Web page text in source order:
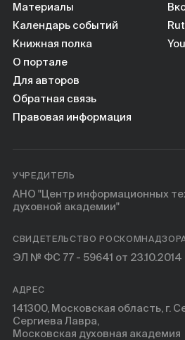
Материалы
Календарь событий
Книжная полка
О портале
Для авторов
Обратная связь
Правовая информация
УЧРЕДИТЕЛЬ
АНО "Центр информационных
духовной академии"
СВИДЕТЕЛЬСТВО
ЭЛ № ФС 77 - 59641 от 23.10.2014
АДРЕС
141300, Московская область, г.
Сергиева Лавра,
Московская духовная академия